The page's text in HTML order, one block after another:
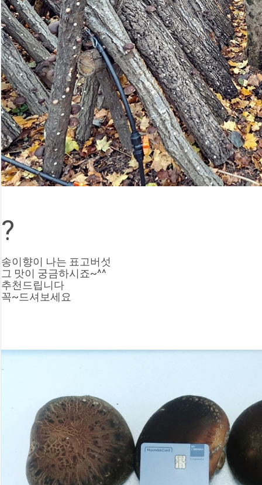
?
송이향이 나는 표고버섯
그 맛이 궁금하시죠~^^
추천드립니다
꼭~드셔보세요